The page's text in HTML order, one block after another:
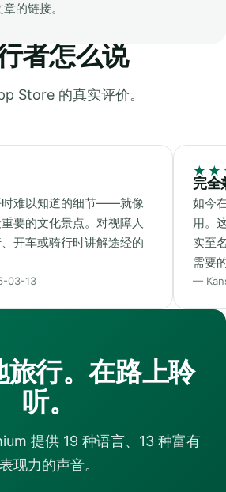
的链接。
者怎么说
Store 的真实评价。
时难以知道的细节——就像
要的文化景点。对视障人
开车或骑行时讲解途经的
03-13
完全
如今
用。
实至
需要
—
旅行。在路上聆
听。
提供 19 种语言、13 种富有
表现力的声音。